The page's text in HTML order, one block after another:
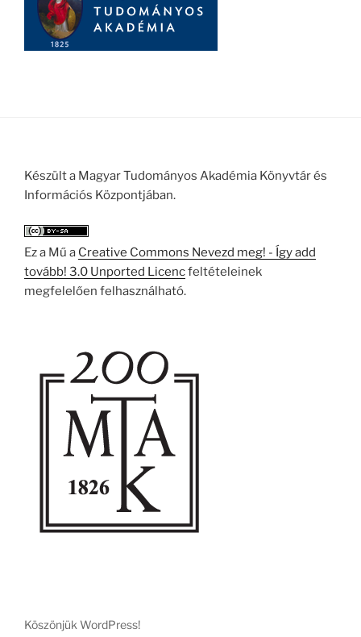
Készült a Magyar Tudományos Akadémia Könyvtár és
Információs Központjában.
Ez a Mű a Creative Commons Nevezd meg! - Így add
tovább! 3.0 Unported Licencfeltételeinek
megfelelően felhasználható.
Köszönjük WordPress!